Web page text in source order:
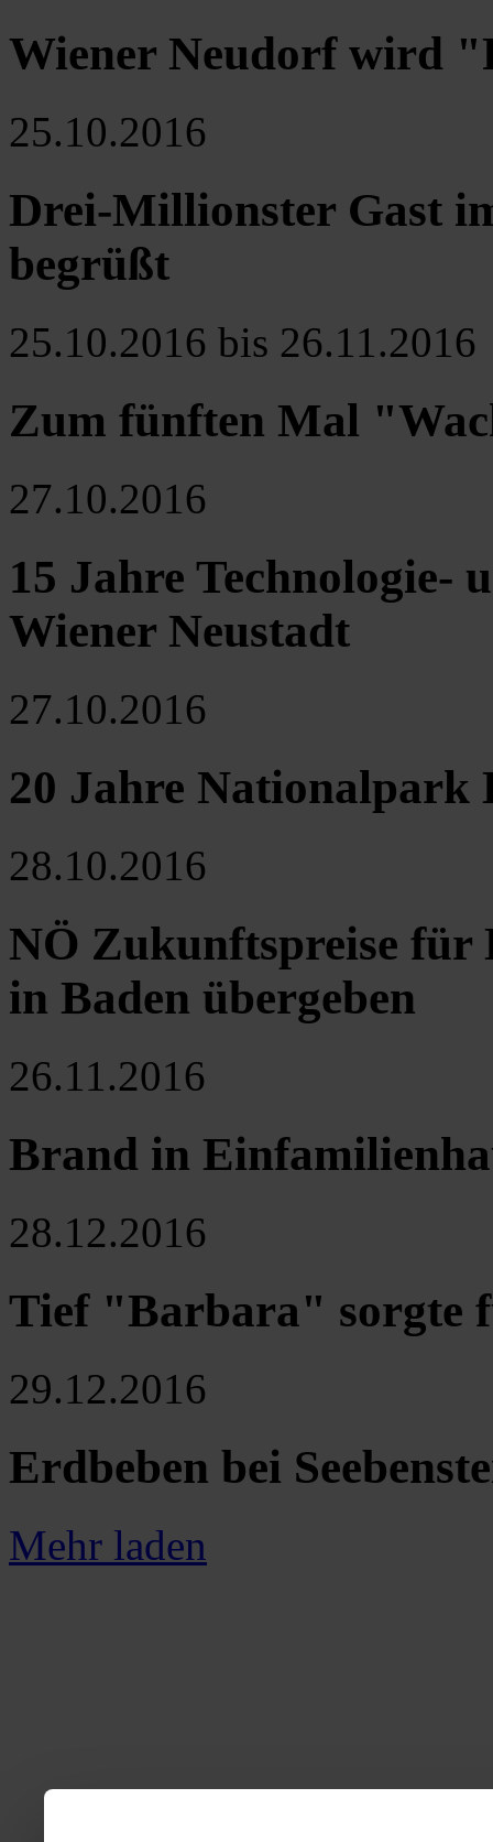
Wiener Neudorf wird
25.10.2016
Drei-Millionster Gast
begrüßt
25.10.2016 bis 26.11.2016
Zum fünften Mal
27.10.2016
15 Jahre Technologie-
Wiener Neustadt
27.10.2016
20 Jahre Nationalpark
28.10.2016
NÖ Zukunftspreise
in Baden übergeben
26.11.2016
Brand in
28.12.2016
Tief "Barbara" sorgte
29.12.2016
Erdbeben bei
Mehr laden